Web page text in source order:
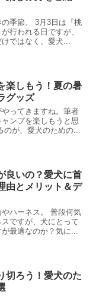
季節。 3月3日は『桃
行われる日ですが、
ではなく、愛犬...
楽しもう！夏の暑
グッズ
ってきますね。筆者
ンプを楽しもうと思
のが、愛犬のための...
良いの？愛犬に首
由とメリット＆デ
ハーネス。 普段何気
ですが、犬にとって
最適なのか？気に...
切ろう！愛犬のた